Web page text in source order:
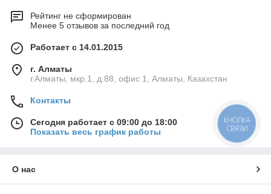
Рейтинг не сформирован
Менее 5 отзывов за последний год
Работает с 14.01.2015
г. Алматы
г.Алматы, мкр.1, д.88, офис 1, Алматы, Казахстан
Контакты
Сегодня работает с 09:00 до 18:00
Показать весь график работы
О нас
КНОПКА
СВЯЗИ